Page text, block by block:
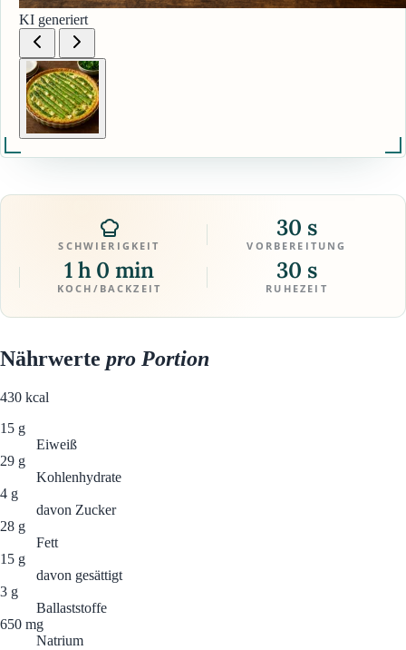
KI generiert
SCHWIERIGKEIT
30 s
VORBEREITUNG
1 h 0 min
KOCH/BACKZEIT
30 s
RUHEZEIT
Nährwerte pro Portion
430 kcal
15 g
Eiweiß
29 g
Kohlenhydrate
4 g
davon Zucker
28 g
Fett
15 g
davon gesättigt
3 g
Ballaststoffe
650 mg
Natrium